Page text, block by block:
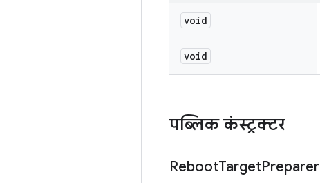
void
void
पब्लिक कंस्ट्रक्टर
RebootTargetPreparer